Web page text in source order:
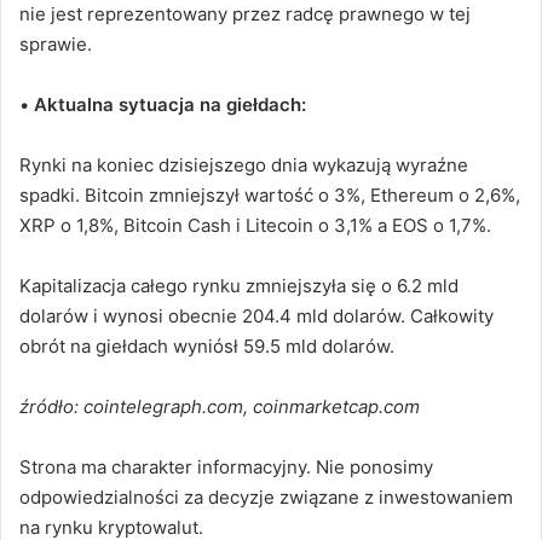
nie jest reprezentowany przez radcę prawnego w tej
sprawie.
• Aktualna sytuacja na giełdach:
Rynki na koniec dzisiejszego dnia wykazują wyraźne
spadki. Bitcoin zmniejszył wartość o 3%, Ethereum o 2,6%,
XRP o 1,8%, Bitcoin Cash i Litecoin o 3,1% a EOS o 1,7%.
Kapitalizacja całego rynku zmniejszyła się o 6.2 mld
dolarów i wynosi obecnie 204.4 mld dolarów. Całkowity
obrót na giełdach wyniósł 59.5 mld dolarów.
źródło: cointelegraph.com, coinmarketcap.com
Strona ma charakter informacyjny. Nie ponosimy
odpowiedzialności za decyzje związane z inwestowaniem
na rynku kryptowalut.